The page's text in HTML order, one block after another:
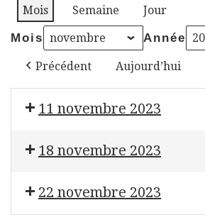
Mois Semaine Jour
Mois Année
Précédent Aujourd’hui
11 novembre 2023
18 novembre 2023
22 novembre 2023